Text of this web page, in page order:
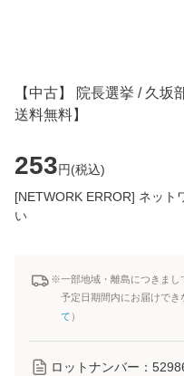
【中古】 院長選挙 / 久坂
送料無料】
253円(税込)
[NETWORK ERROR] ネット
い
※一部地域・離島につきまし
予定日期間内にお届けでき
て ）
ロットナンバー：